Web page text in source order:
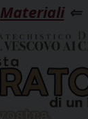
Materiali⇐